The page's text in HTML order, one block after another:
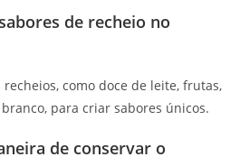
de recheio no
como doce de leite, frutas,
para criar sabores únicos.
de conservar o